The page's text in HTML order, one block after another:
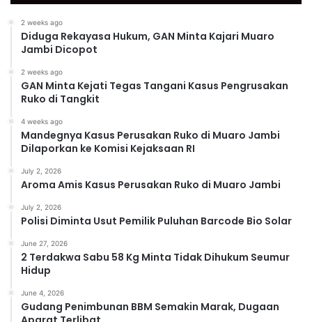
2 weeks ago
Diduga Rekayasa Hukum, GAN Minta Kajari Muaro
Jambi Dicopot
2 weeks ago
GAN Minta Kejati Tegas Tangani Kasus Pengrusakan
Ruko di Tangkit
4 weeks ago
Mandegnya Kasus Perusakan Ruko di Muaro Jambi
Dilaporkan ke Komisi Kejaksaan RI
July 2, 2026
Aroma Amis Kasus Perusakan Ruko di Muaro Jambi
July 2, 2026
Polisi Diminta Usut Pemilik Puluhan Barcode Bio Solar
June 27, 2026
2 Terdakwa Sabu 58 Kg Minta Tidak Dihukum Seumur
Hidup
June 4, 2026
Gudang Penimbunan BBM Semakin Marak, Dugaan